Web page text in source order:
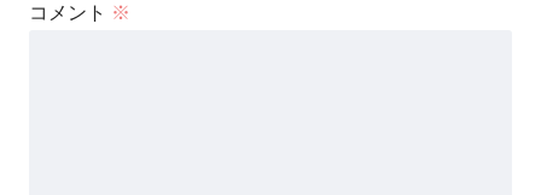
コメント ※